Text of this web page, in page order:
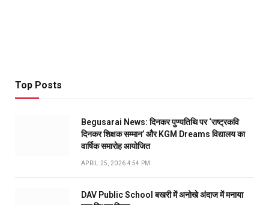
Top Posts
Begusarai News: दिनकर पुण्यतिथि पर ‘राष्ट्रकवि
दिनकर शिक्षक सम्मान’ और KGM Dreams विद्यालय का
वार्षिक समारोह आयोजित
APRIL 25, 2026 4:54 PM
DAV Public School बखरी में अनोखे अंदाज में मनाया